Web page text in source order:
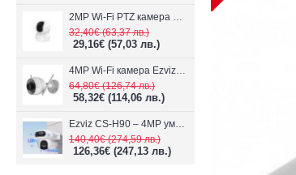
2MP Wi-Fi PTZ камерa с микрофон и говорител Ezviz CS-TY1
32,40€(63,37 лв.)
29,16€ (57,03 лв.)
4MP Wi-Fi камерa Ezviz CS-H3c с микрофон и говорител
64,80€(126,74 лв.)
58,32€ (114,06 лв.)
Ezviz CS-H90 – 4MP умна Wi-Fi камера, два обектива и цветен нощен
140,40€(274,59 лв.)
126,36€ (247,13 лв.)